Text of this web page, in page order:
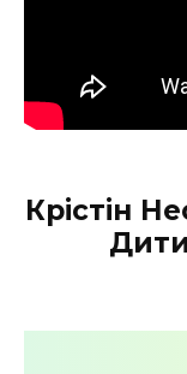
Крістін